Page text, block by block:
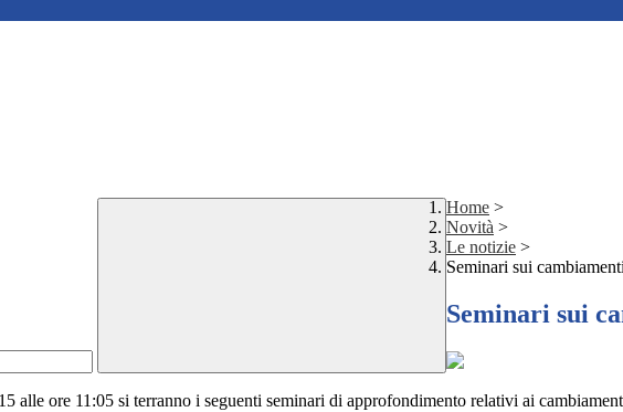
Home >
Novità >
Le notizie >
Seminari sui
Seminari sui
alle ore 11:05 si terranno i seguenti seminari di approfondimento relativi ai